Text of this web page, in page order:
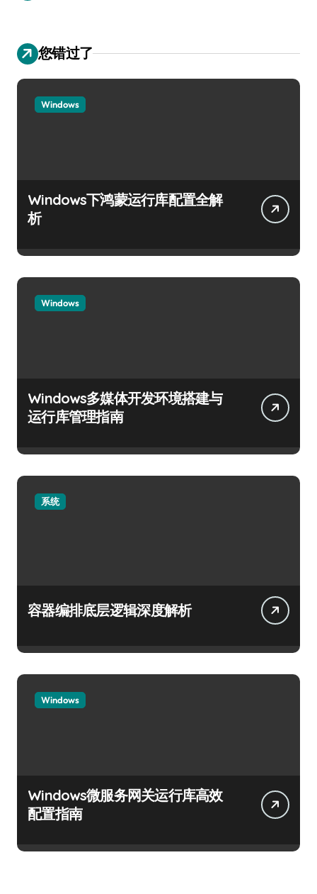
您错过了
Windows
Windows下鸿蒙运行库配置全解
析
Windows
Windows多媒体开发环境搭建与
运行库管理指南
系统
容器编排底层逻辑深度解析
Windows
Windows微服务网关运行库高效
配置指南